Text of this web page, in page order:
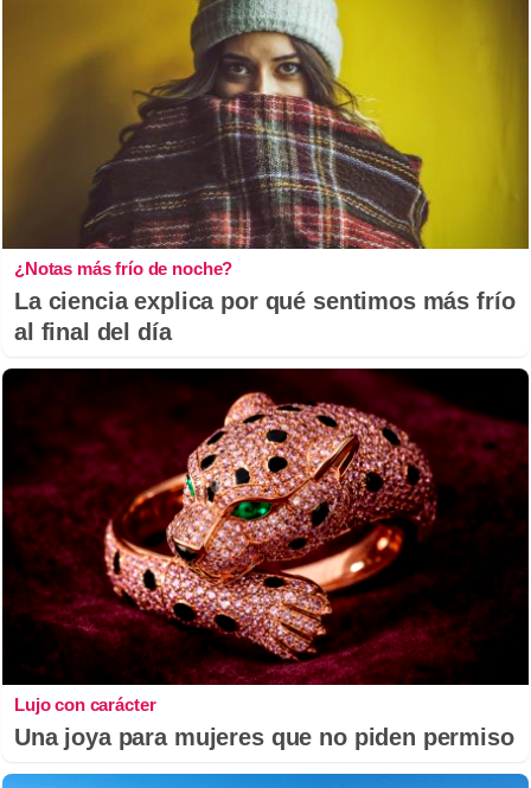
¿Notas más frío de noche?
La ciencia explica por qué sentimos más frío
al final del día
Lujo con carácter
Una joya para mujeres que no piden permiso